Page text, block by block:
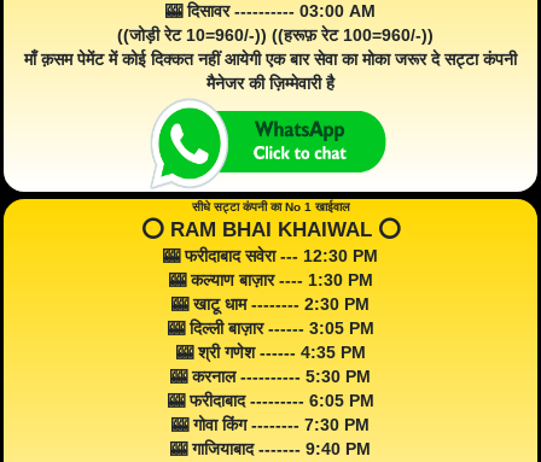
🎰 दिसावर ---------- 03:00 AM
((जोड़ी रेट 10=960/-)) ((हरूफ़ रेट 100=960/-))
माँ क़सम पेमेंट में कोई दिक्कत नहीं आयेगी एक बार सेवा का मोका जरूर दे सट्टा कंपनी
मैनेजर की ज़िम्मेवारी है
सीधे सट्टा कंपनी का No 1 खाईवाल
⭕️ RAM BHAI KHAIWAL ⭕️
🎰 फरीदाबाद सवेरा --- 12:30 PM
🎰 कल्याण बाज़ार ---- 1:30 PM
🎰 खाटू धाम -------- 2:30 PM
🎰 दिल्ली बाज़ार ------ 3:05 PM
🎰 श्री गणेश ------ 4:35 PM
🎰 करनाल ---------- 5:30 PM
🎰 फरीदाबाद --------- 6:05 PM
🎰 गोवा किंग -------- 7:30 PM
🎰 गाजियाबाद ------- 9:40 PM